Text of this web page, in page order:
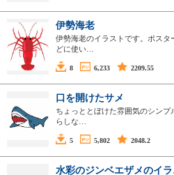
伊勢海老
伊勢海老のイラストです。ポス
どに使い…
8 6,233 2209.55
口を開けたサメ
ちょっととぼけた雰囲気のシン
らしな…
5 5,802 2048.2
水彩のジンベエザメのイ